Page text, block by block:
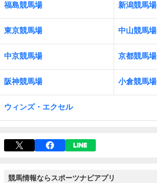
福島競馬場 新潟競馬場
東京競馬場 中山競馬場
中京競馬場 京都競馬場
阪神競馬場 小倉競馬場
ウィンズ・エクセル
競馬情報ならスポーツナビアプリ